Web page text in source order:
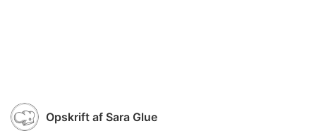
Opskrift af Sara Glue